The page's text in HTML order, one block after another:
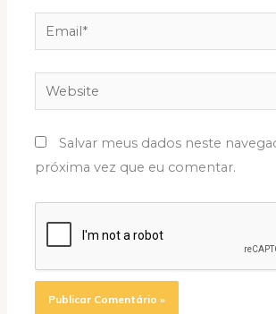
Email*
Website
Salvar meus dados neste
próxima vez que eu comentar.